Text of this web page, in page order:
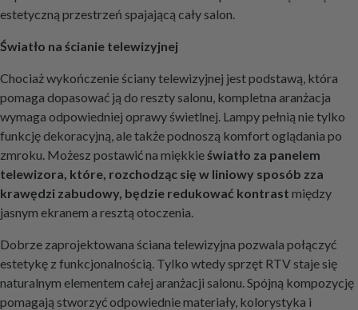
estetyczną przestrzeń spajającą cały salon.
Światło na ścianie telewizyjnej
Chociaż wykończenie ściany telewizyjnej jest podstawą, która
pomaga dopasować ją do reszty salonu, kompletna aranżacja
wymaga odpowiedniej oprawy świetlnej. Lampy pełnią nie tylko
funkcję dekoracyjną, ale także podnoszą komfort oglądania po
zmroku. Możesz postawić na miękkieświatło za panelem
telewizora, które, rozchodząc się w liniowy sposób zza
krawędzi zabudowy, będzie redukować kontrast między
jasnym ekranem a resztą otoczenia.
Dobrze zaprojektowana ściana telewizyjna pozwala połączyć
estetykę z funkcjonalnością. Tylko wtedy sprzęt RTV staje się
naturalnym elementem całej aranżacji salonu. Spójną kompozycję
pomagają stworzyć odpowiednie materiały, kolorystyka i